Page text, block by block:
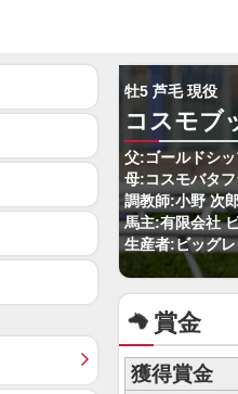
牡5 芦毛 現役
コスモブ
父:ゴールドシ
母:コスモバタ
調教師:小野 次
馬主:有限会社
生産者:ビッグ
賞金
獲得賞金